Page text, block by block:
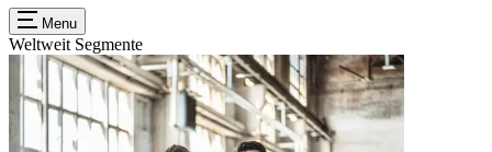
Menu
Weltweit Segmente